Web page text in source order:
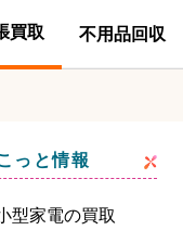
買取 不用品回収
っと情報
型家電の買取